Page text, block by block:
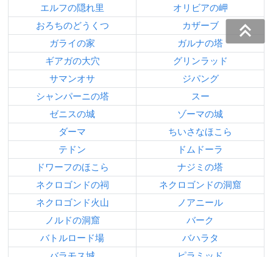
エルフの隠れ里
オリビアの岬
おろちのどうくつ
カザーブ
ガライの家
ガルナの塔
ギアガの大穴
グリンラッド
サマンオサ
ジパング
シャンパーニの塔
スー
ゼニスの城
ゾーマの城
ダーマ
ちいさなほこら
テドン
ドムドーラ
ドワーフのほこら
ナジミの塔
ネクロゴンドの祠
ネクロゴンドの洞窟
ネクロゴンド火山
ノアニール
ノルドの洞窟
バーク
バトルロード場
バハラタ